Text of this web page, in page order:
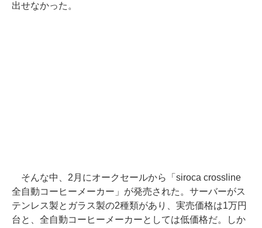
出せなかった。
そんな中、2月にオークセールから「siroca crossline
全自動コーヒーメーカー」が発売された。サーバーがス
テンレス製とガラス製の2種類があり、実売価格は1万円
台と、全自動コーヒーメーカーとしては低価格だ。しか